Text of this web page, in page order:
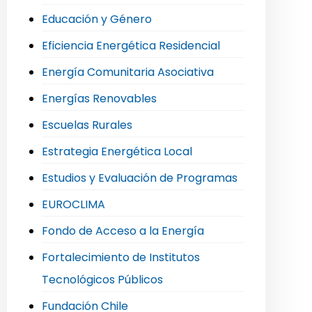
Educación y Género
Eficiencia Energética Residencial
Energía Comunitaria Asociativa
Energías Renovables
Escuelas Rurales
Estrategia Energética Local
Estudios y Evaluación de Programas
EUROCLIMA
Fondo de Acceso a la Energía
Fortalecimiento de Institutos
Tecnológicos Públicos
Fundación Chile